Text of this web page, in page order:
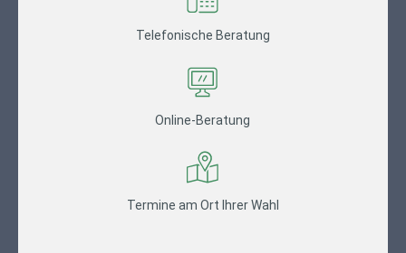
Telefonische Beratung
Online-Beratung
Termine am Ort Ihrer Wahl